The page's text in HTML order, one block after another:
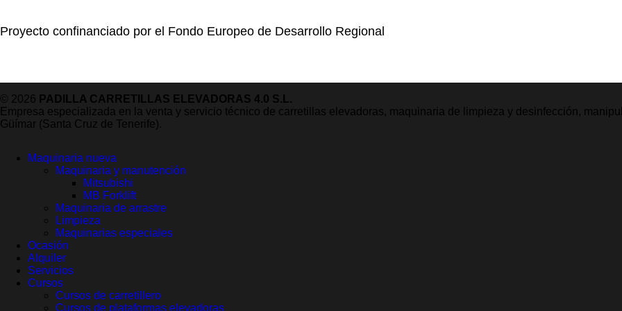
Proyecto confinanciado por el Fondo Europeo de Desarrollo Regional
© 2026 PADILLA CARRETILLAS ELEVADORAS 4.0 S.L.
Empresa especializada en la venta y servicio técnico de carretillas elevadoras, maquinaria de limpieza y desinfección,
Güímar (Santa Cruz de Tenerife).
Maquinaria nueva
Maquinaria y manutención
Mitsubishi
MB Forklift
Maquinaria de arrastre
Limpieza
Maquinarias especiales
Ocasión
Alquiler
Servicios
Cursos
Cursos de carretillero
Cursos de plataformas elevadoras